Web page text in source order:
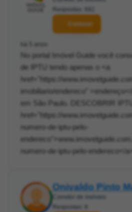
Respostas: 691
Contatar
há 5 anos
No portal Imóvel Guide você
de IPTU tendo apenas o <a
href="https://
imobiliario/endereco"
em São Paulo. DESCOBRIR
href="https://
numero-de-iptu-pelo-
numero-de-iptu-pelo-endereco</a>
Onivaldo Pinto
Corretor de imóveis
Respostas: 8